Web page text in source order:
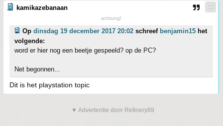
kamikazebanaan
achtung!
Op dinsdag 19 december 2017 20:02 schreef benjamin15 het
volgende:
word er hier nog een beetje gespeeld? op de PC?
Net begonnen...
Dit is het playstation topic
▼ Advertentie door Refinery89